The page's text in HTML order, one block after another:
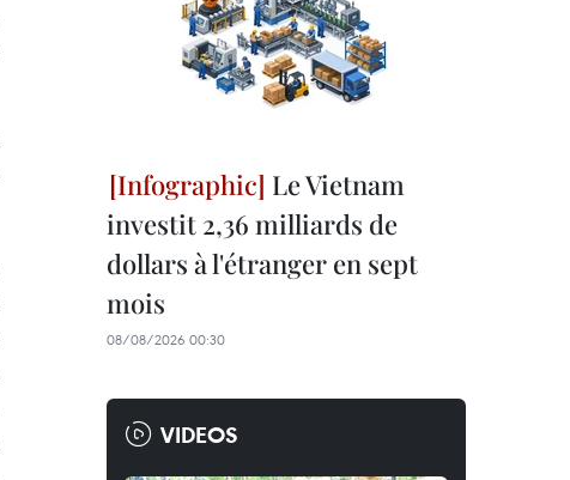
Le Vietnam
investit 2,36 milliards de
dollars à l'étranger en sept
mois
08/08/2026 00:30
VIDEOS